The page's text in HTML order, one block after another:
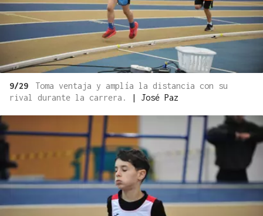
9/29
Toma ventaja y amplía la distancia con su
rival durante la carrera.
| José Paz